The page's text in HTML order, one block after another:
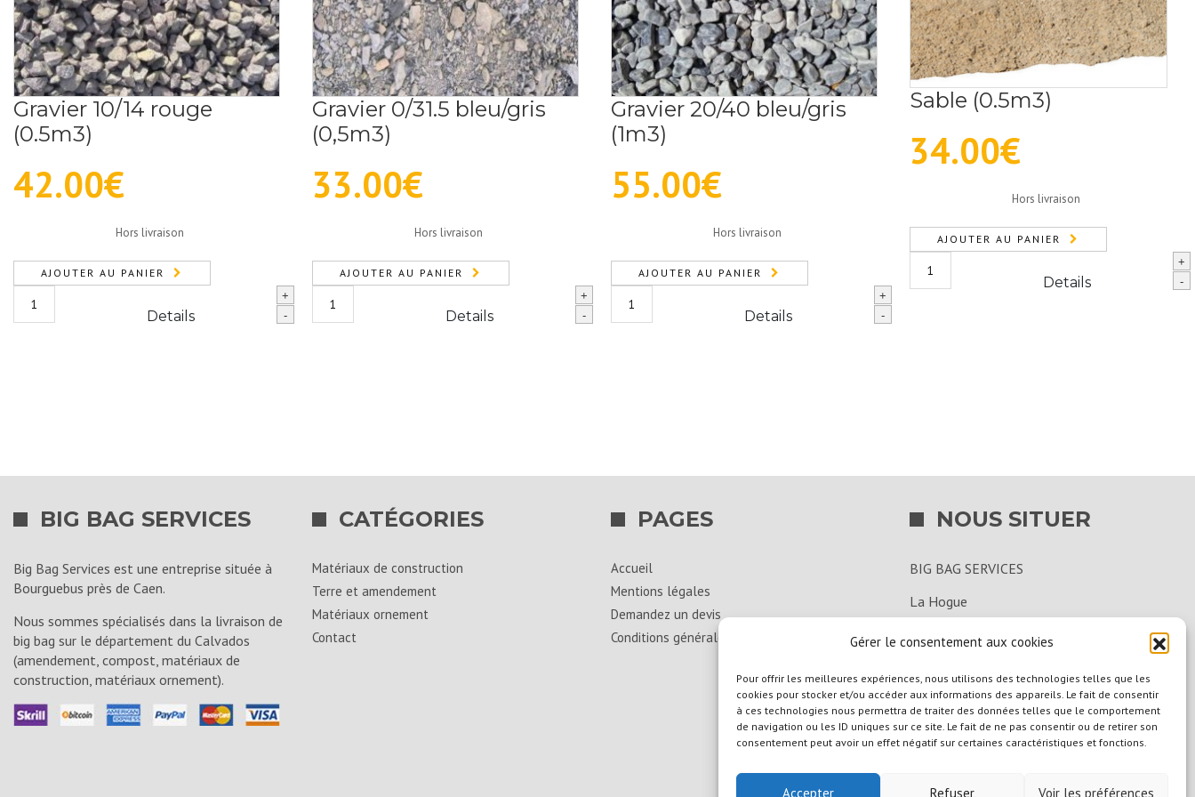
Gérer le consentement aux cookies
Pour offrir les meilleures expériences, nous utilisons des technologies telles que les
cookies pour stocker et/ou accéder aux informations des appareils. Le fait de consentir
à ces technologies nous permettra de traiter des données telles que le comportement
de navigation ou les ID uniques sur ce site. Le fait de ne pas consentir ou de retirer son
consentement peut avoir un effet négatif sur certaines caractéristiques et fonctions.
Accepter Refuser Voir les préférences
Gravier 10/14 rouge
(0.5m3)
42.00€
Hors livraison
AJOUTER AU PANIER
+
-
Details
Gravier 0/31.5 bleu/gris
(0,5m3)
33.00€
Hors livraison
AJOUTER AU PANIER
+
-
Details
Gravier 20/40 bleu/gris
(1m3)
55.00€
Hors livraison
AJOUTER AU PANIER
+
-
Details
Sable (0.5m3)
34.00€
Hors livraison
AJOUTER AU PANIER
+
-
Details
BIG BAG SERVICES
Big Bag Services est une entreprise située à
Bourguebus près de Caen.
Nous sommes spécialisés dans la livraison de
big bag sur le département du Calvados
(amendement, compost, matériaux de
construction, matériaux ornement).
CATÉGORIES
Matériaux de construction
Terre et amendement
Matériaux ornement
Contact
PAGES
Accueil
Mentions légales
Demandez un devis
Conditions générales de vente
NOUS SITUER
BIG BAG SERVICES
La Hogue
14540 Bourguébus